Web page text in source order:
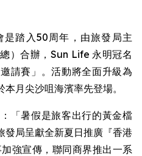
踏入50周年，由旅發局主
）合辦，Sun Life 永明冠名
請賽」。活動將全面升級為
本月尖沙咀海濱率先登場。
「暑假是旅客出行的黃金檔
發局呈獻全新夏日推廣『香港
強宣傳，聯同商界推出一系